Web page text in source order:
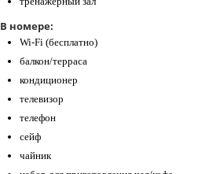
В номере:
Wi-Fi (бесплатно)
балкон/терраса
кондиционер
телевизор
телефон
сейф
чайник